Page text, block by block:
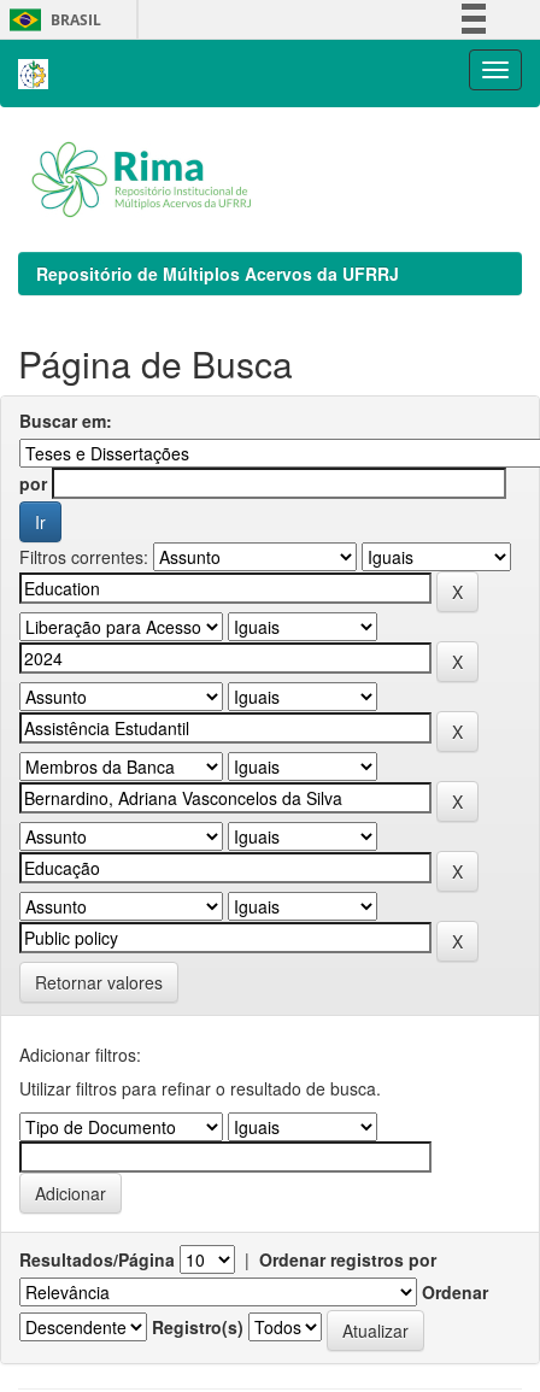
Skip
navigation
BRASIL
Repositório de Múltiplos Acervos da UFRRJ
Página de Busca
Buscar em:
por
Filtros correntes:
Retornar valores
Adicionar filtros:
Utilizar filtros para refinar o resultado de busca.
Resultados/Página | Ordenar registros por
Ordenar
Registro(s)